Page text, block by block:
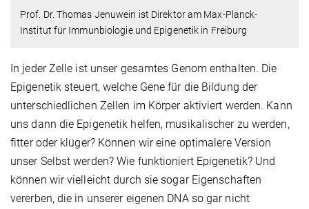
Prof. Dr. Thomas Jenuwein ist Direktor am Max-Planck-
Institut für Immunbiologie und Epigenetik in Freiburg
In jeder Zelle ist unser gesamtes Genom enthalten. Die
Epigenetik steuert, welche Gene für die Bildung der
unterschiedlichen Zellen im Körper aktiviert werden. Kann
uns dann die Epigenetik helfen, musikalischer zu werden,
fitter oder klüger? Können wir eine optimalere Version
unser Selbst werden? Wie funktioniert Epigenetik? Und
können wir vielleicht durch sie sogar Eigenschaften
vererben, die in unserer eigenen DNA so gar nicht